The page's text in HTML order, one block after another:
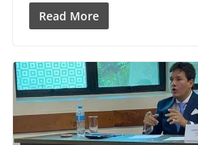
Read More